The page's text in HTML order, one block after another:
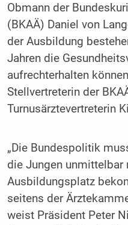
Obmann der
(BKAÄ) Daniel von
der Ausbildung
Jahren die
aufrechterhalten
Stellvertreterin der
Turnusärztevertreterin
„Die Bundespolitik
die Jungen unmittelbar
Ausbildungsplatz
seitens der
weist Präsident Peter